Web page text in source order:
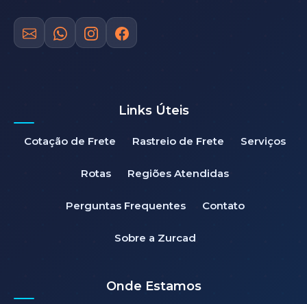
Links Úteis
Cotação de Frete Rastreio de Frete Serviços
Rotas Regiões Atendidas
Perguntas Frequentes Contato
Sobre a Zurcad
Onde Estamos